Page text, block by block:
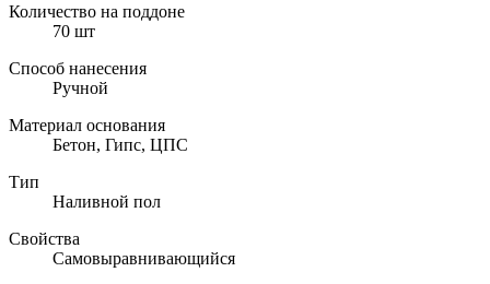
Количество на поддоне
70 шт
Способ нанесения
Ручной
Материал основания
Бетон, Гипс, ЦПС
Тип
Наливной пол
Свойства
Самовыравнивающийся